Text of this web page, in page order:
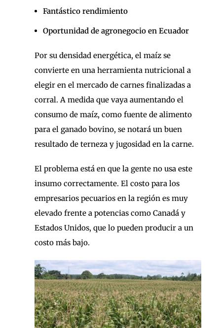
Fantástico rendimiento
Oportunidad de agronegocio en Ecuador
Por su densidad energética, el maíz se
convierte en una herramienta nutricional a
elegir en el mercado de carnes finalizadas a
corral. A medida que vaya aumentando el
consumo de maíz, como fuente de alimento
para el ganado bovino, se notará un buen
resultado de terneza y jugosidad en la carne.
El problema está en que la gente no usa este
insumo correctamente. El costo para los
empresarios pecuarios en la región es muy
elevado frente a potencias como Canadá y
Estados Unidos, que lo pueden producir a un
costo más bajo.